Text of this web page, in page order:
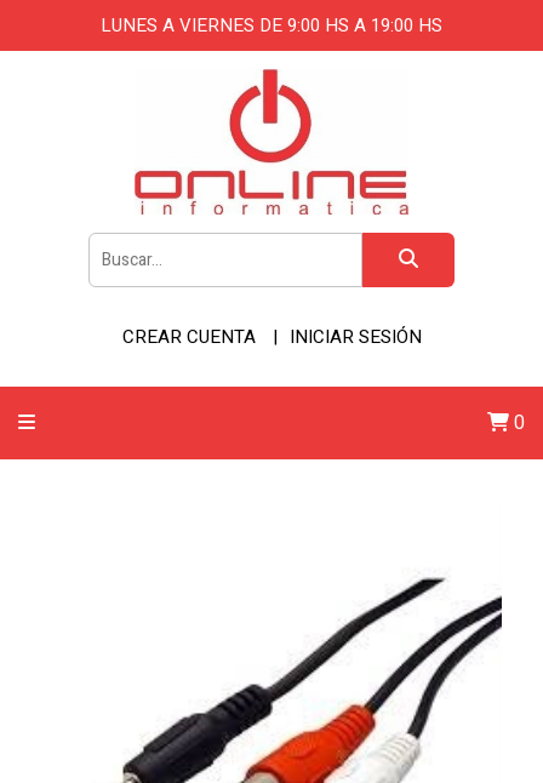
LUNES A VIERNES DE 9:00 HS A 19:00 HS
CREAR CUENTA INICIAR SESIÓN
0